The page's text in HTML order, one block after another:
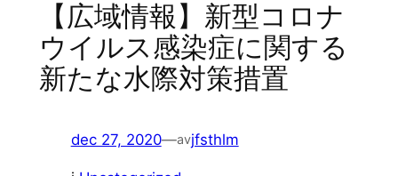
【広域情報】新型コロナ
ウイルス感染症に関する
新たな水際対策措置
dec 27, 2020—avjfsthlm